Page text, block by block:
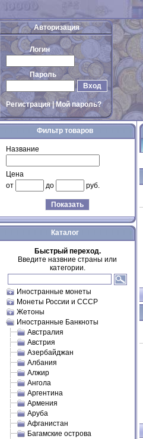
Авторизация
Логин
Пароль
Вход
Регистрация|Мой пароль?
Фильтр товаров
Название
Цена
от
до руб.
Показать
Каталог
Быстрый переход.
Введите назвние страны или
категории.
Иностранные монеты
Монеты России и СССР
Жетоны
Иностранные Банкноты
Австралия
Австрия
Азербайджан
Албания
Алжир
Ангола
Аргентина
Армения
Аруба
Афганистан
Багамские острова